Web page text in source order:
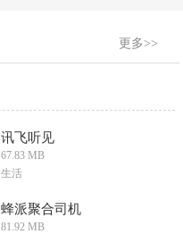
更多>>
讯飞听见
67.83 MB
生活
蜂派聚合司机
81.92 MB